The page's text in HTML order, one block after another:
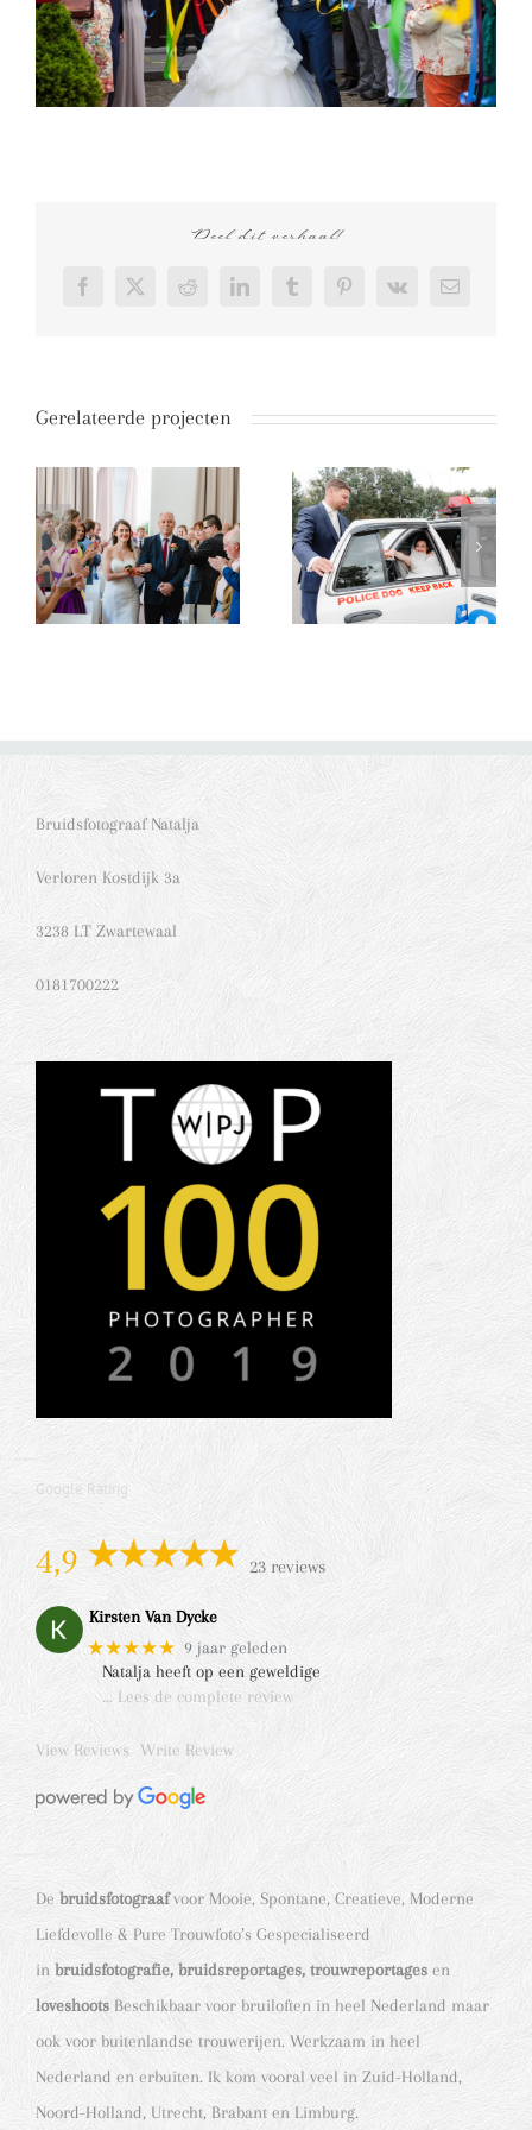
Deel dit verhaal!
Facebook
X RedditLinkedInTumblrPinterest
Vk
E-
Gerelateerde projecten
Bruidsfotograaf Natalja
Verloren Kostdijk 3a
3238 LT Zwartewaal
0181700222
Google Rating
4,9 23 reviews
Kirsten Van Dycke
★★★★★ 9 jaar geleden
Natalja heeft op een geweldige
… Lees de complete review
View Reviews Write Review
De bruidsfotograafvoor Mooie, Spontane, Creatieve, Moderne
Liefdevolle & Pure Trouwfoto’s Gespecialiseerd
in bruidsfotografie, bruidsreportages, trouwreportages en
loveshoots Beschikbaar voor bruiloften in heel Nederland maar
ook voor buitenlandse trouwerijen. Werkzaam in heel
Nederland en erbuiten. Ik kom vooral veel in Zuid-Holland,
Noord-Holland, Utrecht, Brabant en Limburg.